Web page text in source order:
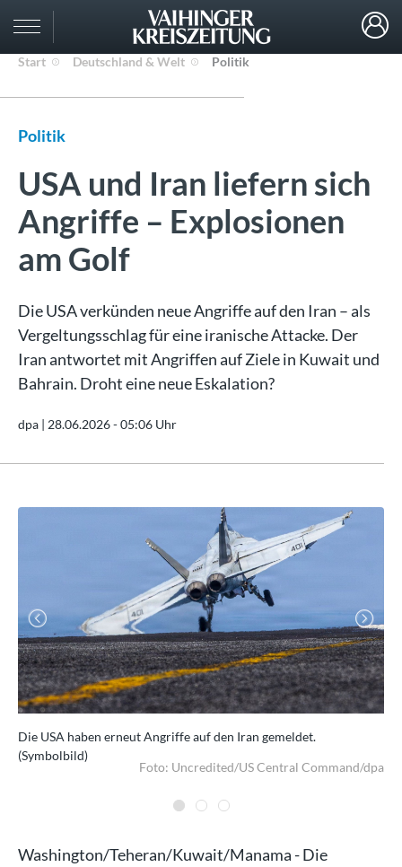
Start Deutschland & Welt Politik
Politik
USA und Iran liefern sich
Angriffe – Explosionen
am Golf
Die USA verkünden neue Angriffe auf den Iran – als
Vergeltungsschlag für eine iranische Attacke. Der
Iran antwortet mit Angriffen auf Ziele in Kuwait und
Bahrain. Droht eine neue Eskalation?
dpa | 28.06.2026 - 05:06 Uhr
Die USA haben erneut Angriffe auf den Iran gemeldet.
(Symbolbild)
Foto: Uncredited/US Central Command/dpa
Next
Washington/Teheran/Kuwait/Manama - Die